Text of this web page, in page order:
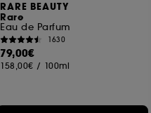
RARE BEAUTY
Rare
Eau de Parfum
1630
79,00€
158,00€ / 100ml